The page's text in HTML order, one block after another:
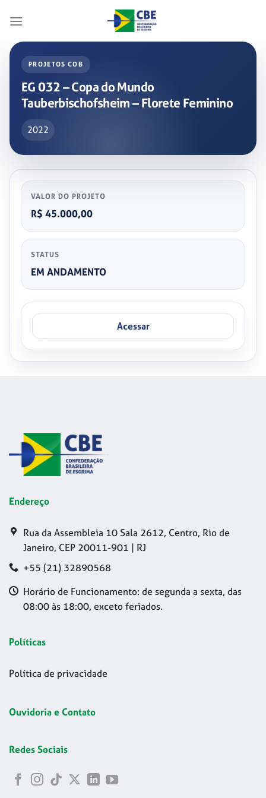
PROJETOS COB
EG 032 – Copa do Mundo
Tauberbischofsheim – Florete Feminino
2022
VALOR DO PROJETO
R$ 45.000,00
STATUS
EM ANDAMENTO
Acessar
Endereço
Rua da Assembleia 10 Sala 2612, Centro, Rio de
Janeiro, CEP 20011-901 | RJ
+55 (21) 32890568
Horário de Funcionamento: de segunda a sexta, das
08:00 às 18:00, exceto feriados.
Políticas
Política de privacidade
Ouvidoria e Contato
Redes Sociais